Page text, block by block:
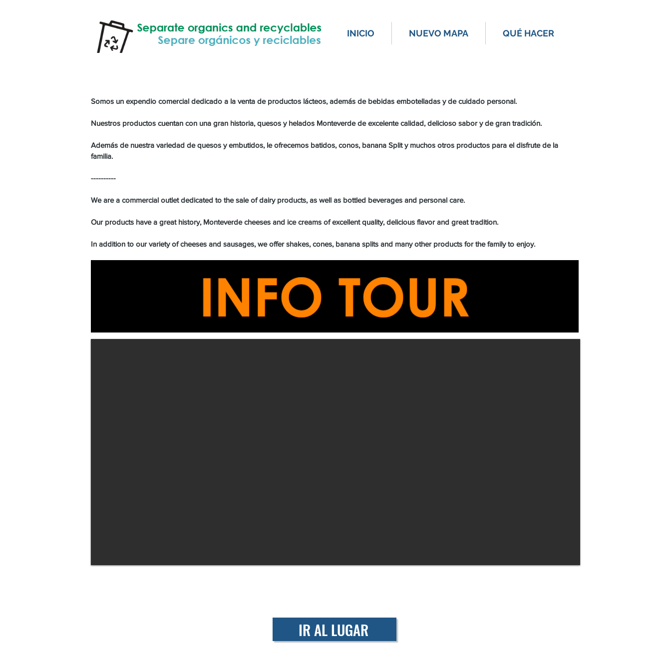
INICIO NUEVO MAPA QUÉ HACER
Somos un expendio comercial dedicado a la venta de productos lácteos, además de bebidas embotelladas y de cuidado personal.
Nuestros productos cuentan con una gran historia, quesos y helados Monteverde de excelente calidad, delicioso sabor y de gran tradición.
Además de nuestra variedad de quesos y embutidos, le ofrecemos batidos, conos, banana Split y muchos otros productos para el disfrute de la
familia.
----------
We are a commercial outlet dedicated to the sale of dairy products, as well as bottled beverages and personal care.
Our products have a great history, Monteverde cheeses and ice creams of excellent quality, delicious flavor and great tradition.
In addition to our variety of cheeses and sausages, we offer shakes, cones, banana splits and many other products for the family to enjoy.
IR AL LUGAR